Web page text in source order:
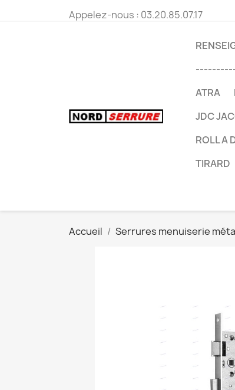
Appelez-nous : 03.20.85.07.17
ATRA
JDC
ROLL A
TIRARD
Accueil Serrures menuiserie